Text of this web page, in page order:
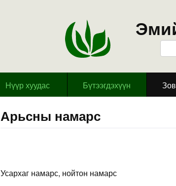
Hүүр хуудас Бүтээгдэхүүн
Арьсны намарс
Усархаг намарс, нойтон намарс